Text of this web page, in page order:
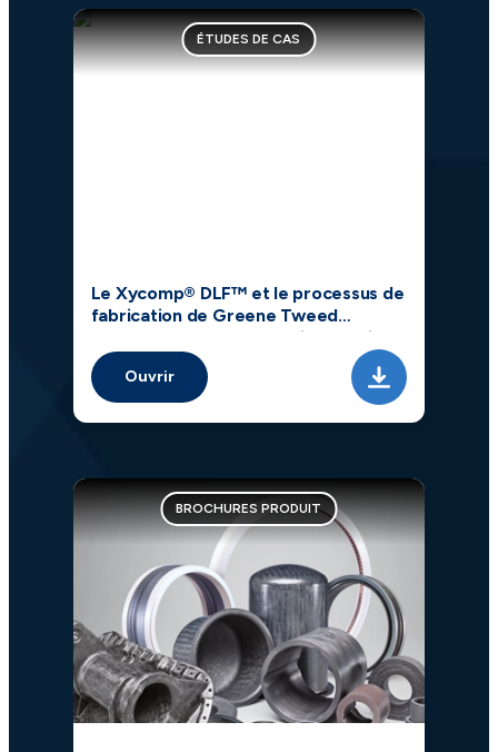
ÉTUDES DE CAS
Le Xycomp® DLF™ et le processus de
fabrication de Greene Tweed
permettent à GE de réduire le poids
de ses supports.
Ouvrir
BROCHURES PRODUIT